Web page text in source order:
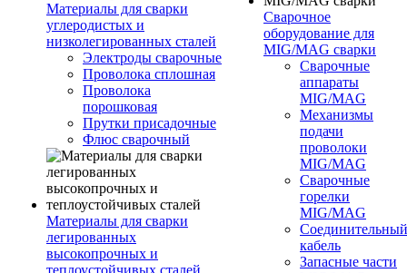
Материалы для сварки
углеродистых и
низколегированных сталей
Электроды сварочные
Проволока сплошная
Проволока
порошковая
Прутки присадочные
Флюс сварочный
Материалы для сварки
легированных
высокопрочных и
теплоустойчивых сталей
Сварочное
оборудование для
MIG/MAG сварки
Сварочные
аппараты
MIG/MAG
Механизмы
подачи
проволоки
MIG/MAG
Сварочные
горелки
MIG/MAG
Соединительный
кабель
Запасные части